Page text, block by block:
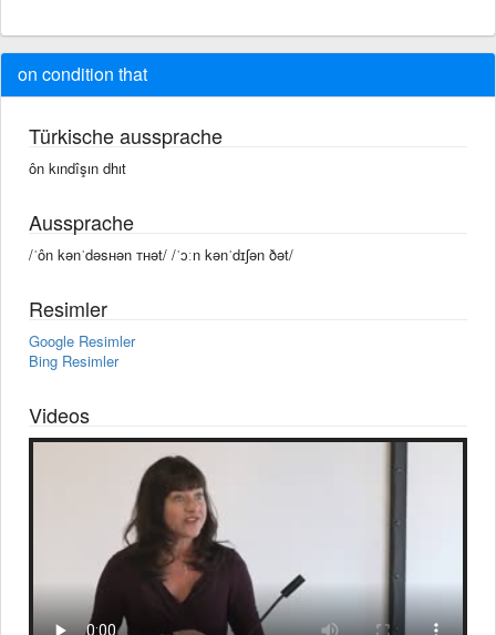
on condition that
Türkische aussprache
ôn kındîşın dhıt
Aussprache
/ˈôn kənˈdəsʜən ᴛʜət/ /ˈɔːn kənˈdɪʃən ðət/
Resimler
Google Resimler
Bing Resimler
Videos